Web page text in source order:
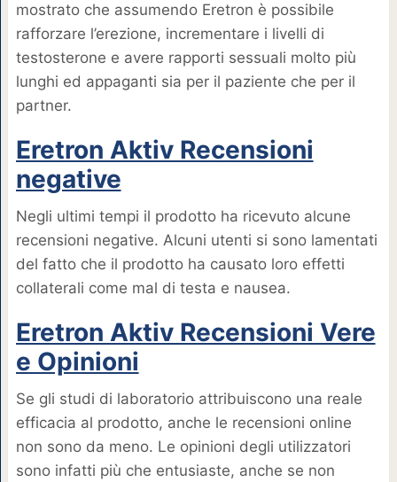
mostrato che assumendo Eretron è possibile
rafforzare l’erezione, incrementare i livelli di
testosterone e avere rapporti sessuali molto più
lunghi ed appaganti sia per il paziente che per il
partner.
Eretron Aktiv Recensioni
negative
Negli ultimi tempi il prodotto ha ricevuto alcune
recensioni negative. Alcuni utenti si sono lamentati
del fatto che il prodotto ha causato loro effetti
collaterali come mal di testa e nausea.
Eretron Aktiv Recensioni Vere
e Opinioni
Se gli studi di laboratorio attribuiscono una reale
efficacia al prodotto, anche le recensioni online
non sono da meno. Le opinioni degli utilizzatori
sono infatti più che entusiaste, anche se non